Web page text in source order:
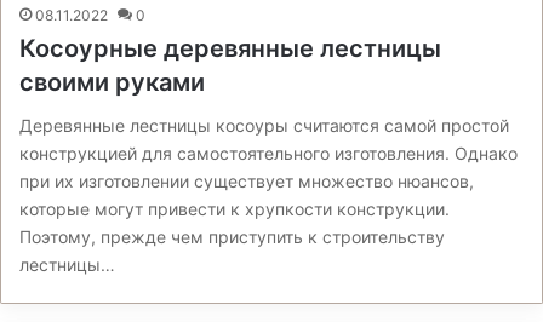
08.11.2022 0
Косоурные деревянные лестницы
своими руками
Деревянные лестницы косоуры считаются самой простой
конструкцией для самостоятельного изготовления. Однако
при их изготовлении существует множество нюансов,
которые могут привести к хрупкости конструкции.
Поэтому, прежде чем приступить к строительству
лестницы…